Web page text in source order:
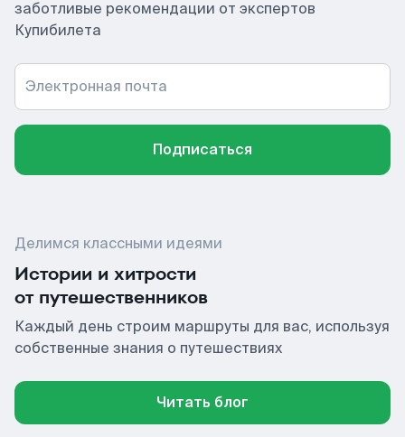
заботливые рекомендации от экспертов
Купибилета
Электронная почта
Подписаться
Делимся классными идеями
Истории и хитрости
от путешественников
Каждый день строим маршруты для вас, используя
собственные знания о путешествиях
Читать блог